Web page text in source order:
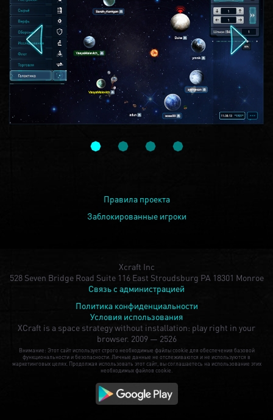
Правила проекта
Заблокированные игроки
Xcraft Inc
528 Seven Bridge Road Suite 116 East Stroudsburg PA 18301 Monroe
Связь с администрацией
Политика конфиденциальности
Условия использования
XCraft is a space strategy without installation: play right in your
browser. 2009 — 2526
Внимание: Этот сайт использует строго необходимые файлы cookie для обеспечения базовой
функциональности и безопасности. Личные данные не отслеживаются и не используются в
маркетинговых целях. Продолжая использовать этот сайт, вы соглашаетесь на использование этих
необходимых файлов cookie.